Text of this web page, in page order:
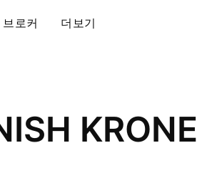
브로커 더보기
KRONE